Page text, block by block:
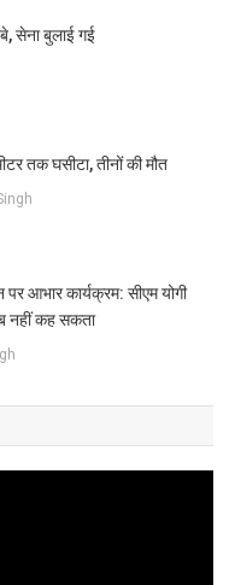
सेना बुलाई गई
तक घसीटा, तीनों की मौत
आभार कार्यक्रम: सीएम योगी
नहीं कह सकता